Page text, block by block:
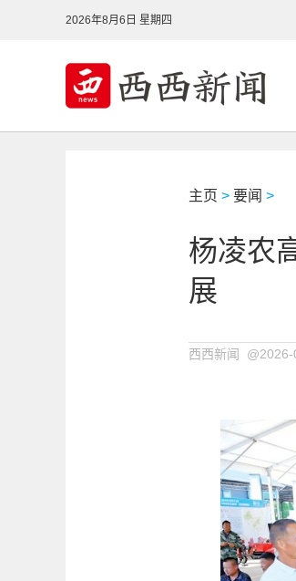
2026年8月6日 星期四
主页 > 要闻 >
杨凌农
展
西西新闻 @2026-